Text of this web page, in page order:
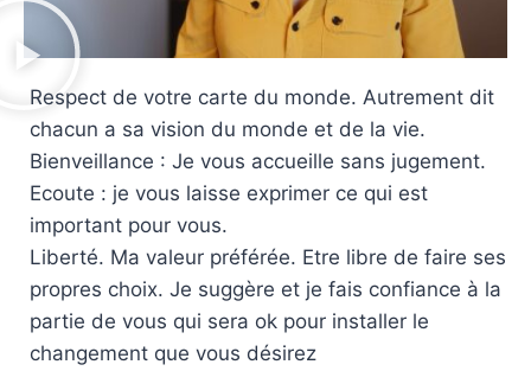
Respect de votre carte du monde. Autrement dit
chacun a sa vision du monde et de la vie.
Bienveillance : Je vous accueille sans jugement.
Ecoute : je vous laisse exprimer ce qui est
important pour vous.
Liberté. Ma valeur préférée. Etre libre de faire ses
propres choix. Je suggère et je fais confiance à la
partie de vous qui sera ok pour installer le
changement que vous désirez